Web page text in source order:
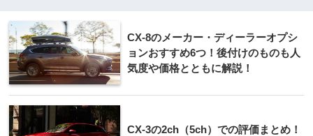
CX-8のメーカー・ディーラーオプシ
ョンおすすめ6つ！後付けのものも人
気度や価格とともに解説！
CX-3の2ch（5ch）での評価まとめ！